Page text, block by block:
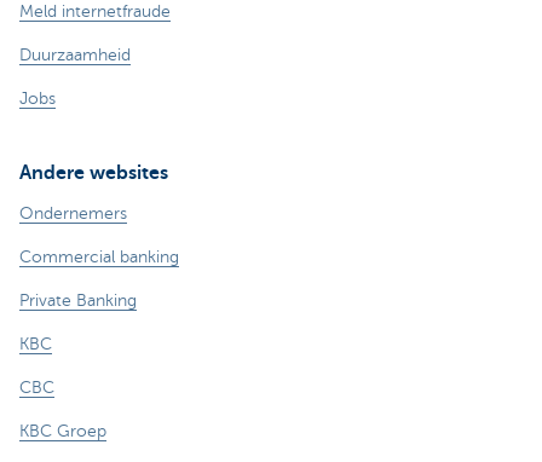
Meld internetfraude
Duurzaamheid
Jobs
Andere websites
Ondernemers
Commercial banking
Private Banking
KBC
CBC
KBC Groep